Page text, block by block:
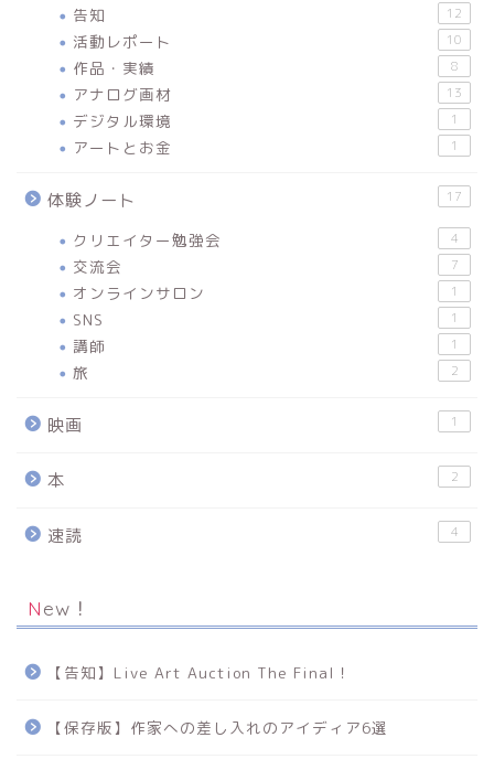
告知 12
活動レポート 10
作品・実績 8
アナログ画材 13
デジタル環境 1
アートとお金 1
体験ノート 17
クリエイター勉強会 4
交流会 7
オンラインサロン 1
SNS 1
講師 1
旅 2
映画 1
本 2
速読 4
New！
【告知】Live Art Auction The Final！
【保存版】作家への差し入れのアイディア6選